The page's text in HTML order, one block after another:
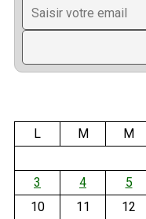
L
M M
3
4 5
10
11 12